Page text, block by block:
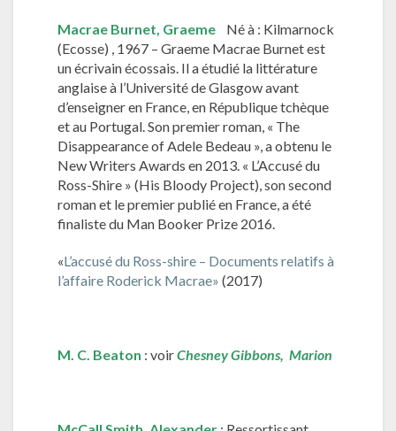
Macrae Burnet, Graeme Né à : Kilmarnock
(Ecosse) , 1967 – Graeme Macrae Burnet est
un écrivain écossais. Il a étudié la littérature
anglaise à l’Université de Glasgow avant
d’enseigner en France, en République tchèque
et au Portugal. Son premier roman, « The
Disappearance of Adele Bedeau », a obtenu le
New Writers Awards en 2013. « L’Accusé du
Ross-Shire » (His Bloody Project), son second
roman et le premier publié en France, a été
finaliste du Man Booker Prize 2016.
«L’accusé du Ross-shire – Documents relatifs à
l’affaire Roderick Macrae» (2017)
M. C. Beaton : voirChesney Gibbons, Marion